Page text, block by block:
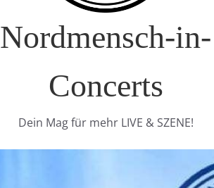
Nordmensch-in-
Concerts
Dein Mag für mehr LIVE & SZENE!